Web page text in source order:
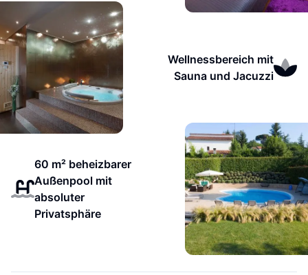
Wellnessbereich mit
Sauna und Jacuzzi
60 m² beheizbarer
Außenpool mit
absoluter
Privatsphäre